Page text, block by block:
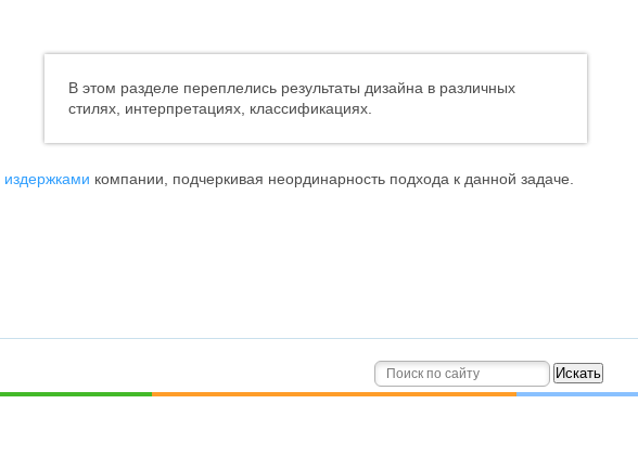
В этом разделе переплелись результаты дизайна в различных
стилях, интерпретациях, классификациях.
издержками компании, подчеркивая неординарность подхода к данной задаче.